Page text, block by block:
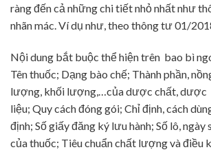
ràng đến cả những chi tiết nhỏ nhất như
nhãn mác. Ví dụ như, theo thông tư 01/
Nội dung bắt buộc thể hiện trên bao bì
Tên thuốc; Dạng bào chế; Thành phần,
lượng, khối lượng,…của dược chất, dược
liệu; Quy cách đóng gói; Chỉ định, cách
định; Số giấy đăng ký lưu hành; Số lô, ngày
của thuốc; Tiêu chuẩn chất lượng và điều